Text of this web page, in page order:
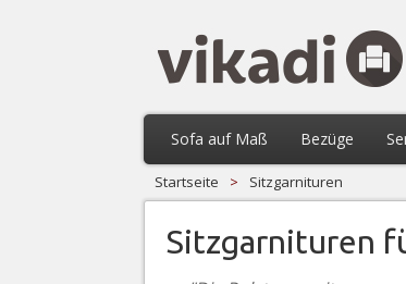
Sofa auf Maß Bezüge
Startseite > Sitzgarnituren
Sitzgarnituren